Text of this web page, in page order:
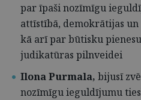
par īpaši nozīmīgu
attīstībā, demokrātijas
kā arī par būtisku
judikatūras pilnveidei
Ilona Purmala, bijusī
nozīmīgu ieguldījumu